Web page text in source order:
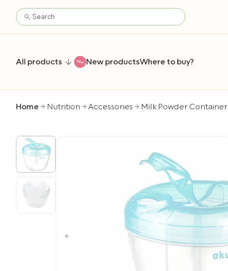
All products New productsWhere to buy?
Home Nutrition Accessories Milk Powder Container